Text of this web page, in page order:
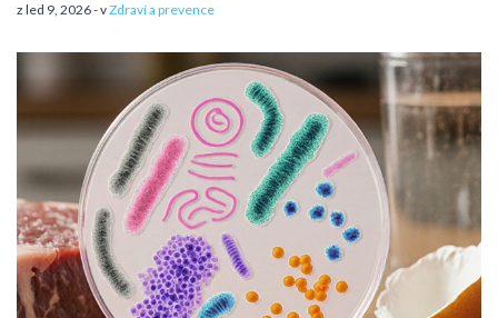
z led 9, 2026 - vZdraví a prevence